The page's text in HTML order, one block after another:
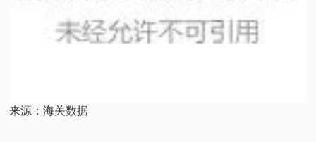
来源：海关数据